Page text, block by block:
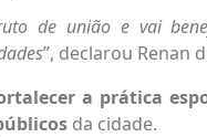
de união e vai
”, declarou Renan
a prática
da cidade.